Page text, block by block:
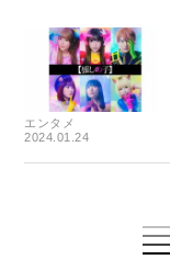
エンタメ
2024.01.24